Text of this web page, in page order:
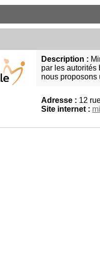
Description :
par les autorités
nous proposons
Adresse : 12
Site internet :